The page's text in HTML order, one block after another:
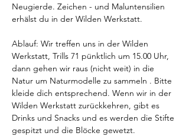
Neugierde. Zeichen - und Maluntensilien
erhälst du in der Wilden Werkstatt.
Ablauf: Wir treffen uns in der Wilden
Werkstatt, Trills 71 pünktlich um 15.00 Uhr,
dann gehen wir raus (nicht weit) in die
Natur um Naturmodelle zu sammeln . Bitte
kleide dich entsprechend. Wenn wir in der
Wilden Werkstatt zurückkehren, gibt es
Drinks und Snacks und es werden die Stifte
gespitzt und die Blöcke gewetzt.